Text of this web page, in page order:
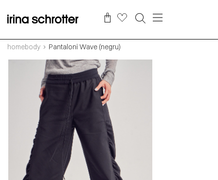
homebody Pantaloni Wave (negru)